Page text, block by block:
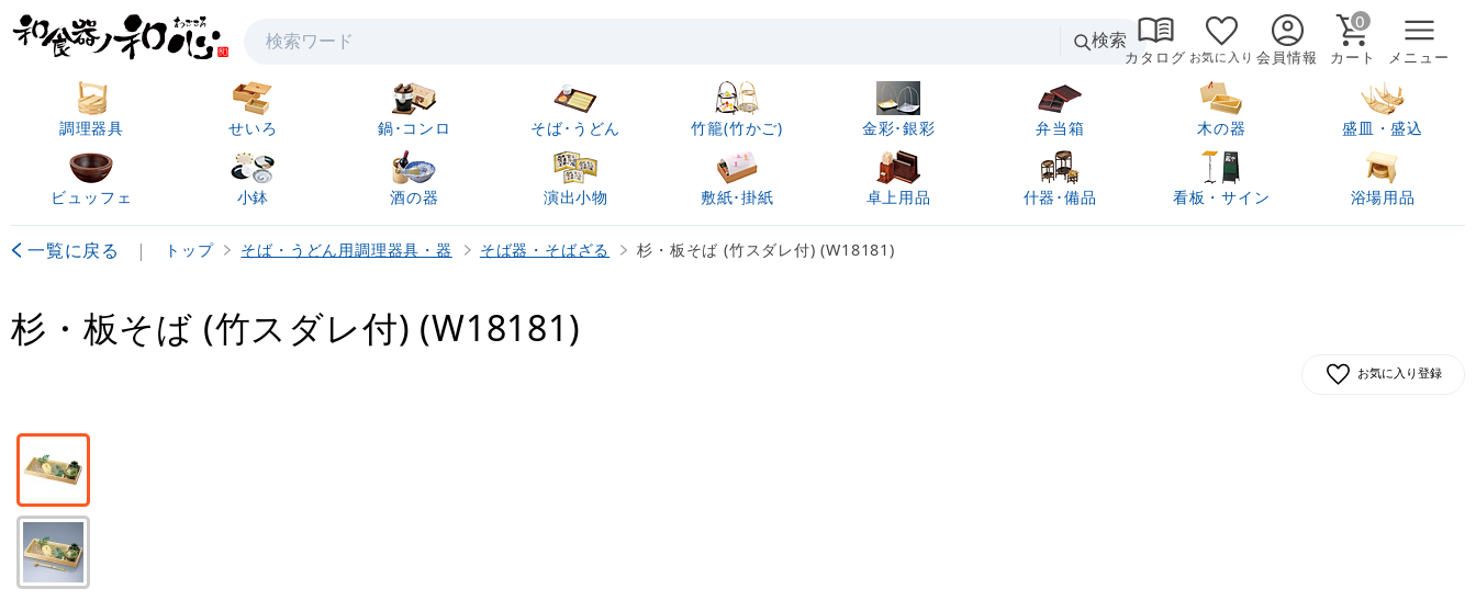
検索
検索
カタログ お気に入り 会員情報
0
カート メニュー
調理器具 せいろ 鍋･コンロ そば･うどん 竹籠(竹かご) 金彩･銀彩 弁当箱 木の器 盛皿・盛込
ビュッフェ 小鉢 酒の器 演出小物 敷紙･掛紙 卓上用品 什器･備品 看板・サイン 浴場用品
一覧に戻る | トップ そば・うどん用調理器具・器 そば器・そばざる 杉・板そば (竹スダレ付) (W18181)
杉・板そば (竹スダレ付) (W18181)
お気に入り登録